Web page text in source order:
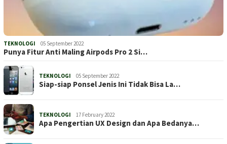
TEKNOLOGI 05 September 2022
Punya Fitur Anti Maling Airpods Pro 2 Si…
TEKNOLOGI 05 September 2022
Siap-siap Ponsel Jenis Ini Tidak Bisa La…
TEKNOLOGI 17 February 2022
Apa Pengertian UX Design dan Apa Bedanya…